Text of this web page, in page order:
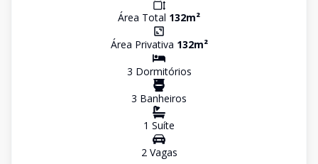
Área Total 132m²
Área Privativa 132m²
3 Dormitórios
3 Banheiros
1 Suíte
2Vagas